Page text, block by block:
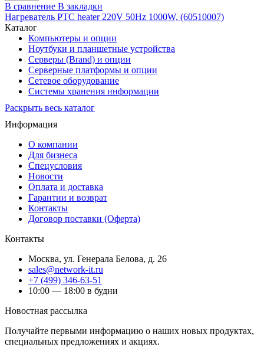
В сравнение В закладки
Нагреватель PTC heater 220V 50Hz 1000W, (60510007)
Каталог
Компьютеры и опции
Ноутбуки и планшетные устройства
Серверы (Brand) и опции
Серверные платформы и опции
Сетевое оборудование
Системы хранения информации
Раскрыть весь каталог
Информация
О компании
Для бизнеса
Спецусловия
Новости
Оплата и доставка
Гарантии и возврат
Контакты
Договор поставки (Оферта)
Контакты
Москва, ул. Генерала Белова, д. 26
sales@network-it.ru
+7 (499) 346-63-51
10:00 — 18:00 в будни
Новостная рассылка
Получайте первыми информацию о наших новых продуктах,
специальных предложениях и акциях.